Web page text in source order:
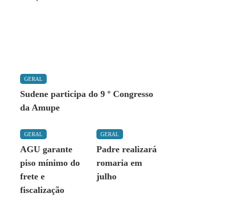
GERAL
Sudene participa do 9 º Congresso
da Amupe
GERAL
AGU garante
piso mínimo do
frete e
fiscalização
GERAL
Padre realizará
romaria em
julho